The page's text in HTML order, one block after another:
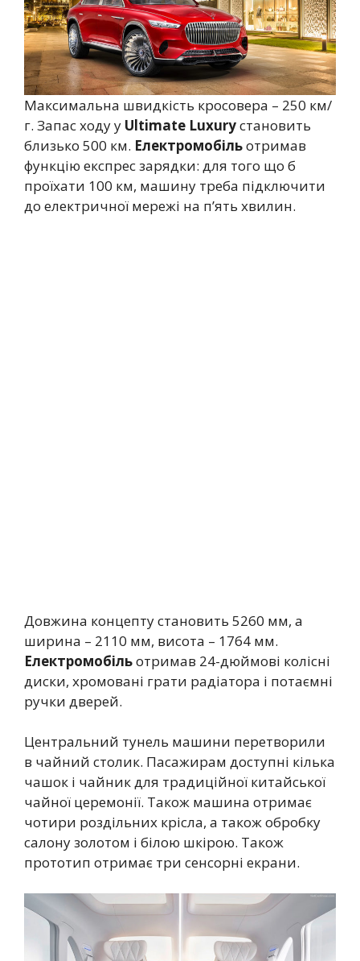
Максимальна швидкість кросовера – 250 км/
г. Запас ходу у Ultimate Luxuryстановить
близько 500 км. Електромобільотримав
функцію експрес зарядки: для того що б
проїхати 100 км, машину треба підключити
до електричної мережі на п’ять хвилин.
Довжина концепту становить 5260 мм, а
ширина – 2110 мм, висота – 1764 мм.
Електромобільотримав 24-дюймові колісні
диски, хромовані грати радіатора і потаємні
ручки дверей.
Центральний тунель машини перетворили
в чайний столик. Пасажирам доступні кілька
чашок і чайник для традиційної китайської
чайної церемонії. Також машина отримає
чотири роздільних крісла, а також обробку
салону золотом і білою шкірою. Також
прототип отримає три сенсорні екрани.